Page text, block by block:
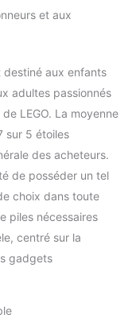
-
:
de
incluses
non
mais avec
LEGO
compter sur
de
à la
et aux
destiné aux enfants
adultes passionnés
LEGO. La moyenne
sur 5 étoiles
des acheteurs.
de posséder un tel
choix dans toute
piles nécessaires
centré sur la
gadgets